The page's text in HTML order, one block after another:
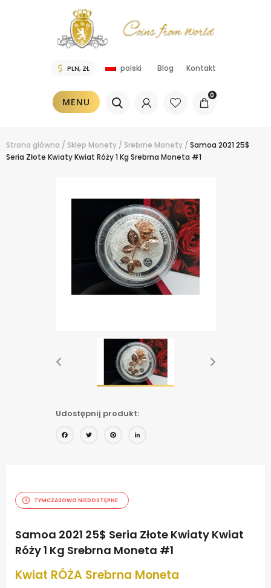
polski Blog Kontakt
MENU
0
Strona główna / Sklep Monety / Srebrne Monety / Samoa 2021 25$
Seria Złote Kwiaty Kwiat Róży 1 Kg Srebrna Moneta #1
Udostępnij produkt:
Facebook
TwitterPinterest
TYMCZASOWO NIEDOSTĘPNE
Samoa 2021 25$ Seria Złote Kwiaty Kwiat
Róży 1 Kg Srebrna Moneta #1
Kwiat RÓŻA Srebrna Moneta